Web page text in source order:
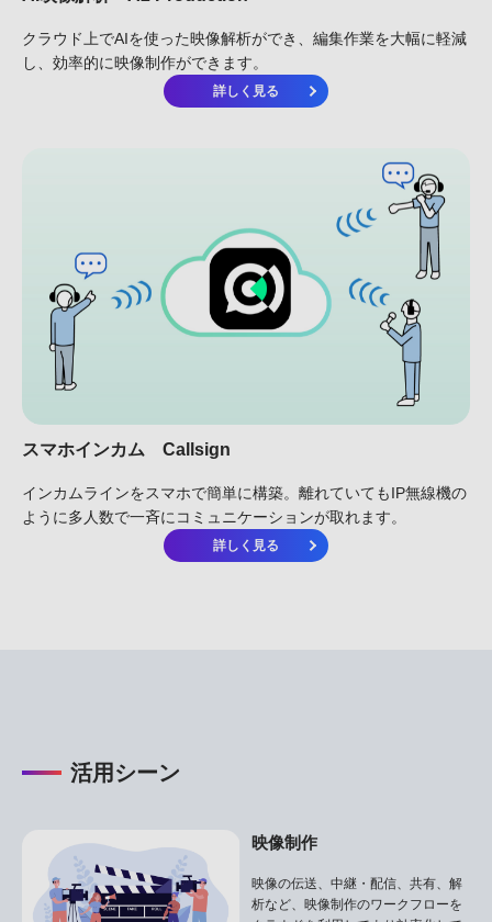
クラウド上でAIを使った映像解析ができ、編集作業を大幅に軽減
し、効率的に映像制作ができます。
詳しく見る
スマホインカム Callsign
インカムラインをスマホで簡単に構築。離れていてもIP無線機の
ように多人数で一斉にコミュニケーションが取れます。
詳しく見る
活用シーン
映像制作
映像の伝送、中継・配信、共有、解
析など、映像制作のワークフローを